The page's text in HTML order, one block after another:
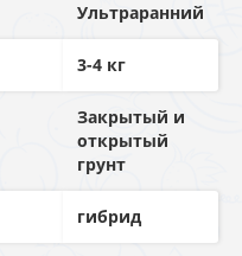
Ультраранний
3-4 кг
Закрытый и
открытый
грунт
гибрид